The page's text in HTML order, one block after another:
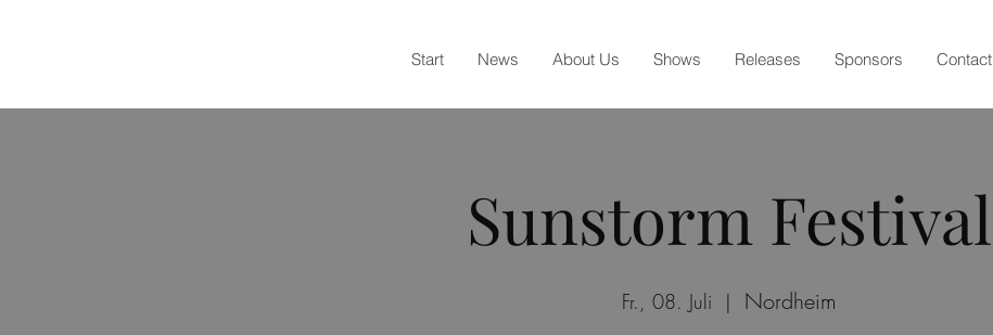
Start News About Us Shows Releases Sponsors Contact
Sunstorm Festival
Fr., 08. Juli
  |
Nordheim